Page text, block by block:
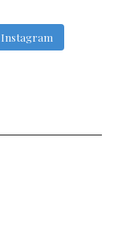
Instagram